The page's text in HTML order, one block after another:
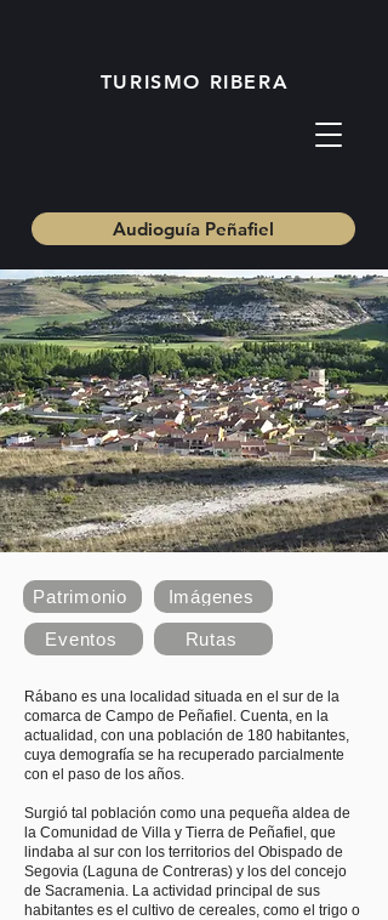
TURISMO RIBERA
Audioguía Peñafiel
Rábano
Patrimonio Imágenes
Eventos Rutas
Rábano es una localidad situada en el sur de la
comarca de Campo de Peñafiel. Cuenta, en la
actualidad, con una población de 180 habitantes,
cuya demografía se ha recuperado parcialmente
con el paso de los años.
Surgió tal población como una pequeña aldea de
la Comunidad de Villa y Tierra de Peñafiel, que
lindaba al sur con los territorios del Obispado de
Segovia (Laguna de Contreras) y los del concejo
de Sacramenia. La actividad principal de sus
habitantes es el cultivo de cereales, como el trigo o